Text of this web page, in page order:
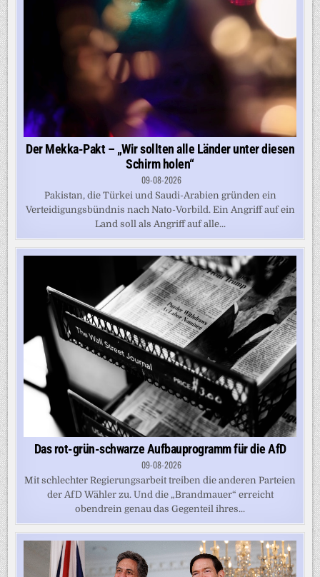
Der Mekka-Pakt – „Wir sollten alle Länder unter diesen
Schirm holen“
09-08-2026
Pakistan, die Türkei und Saudi-Arabien gründen ein
Verteidigungsbündnis nach Nato-Vorbild. Ein Angriff auf ein
Land soll als Angriff auf alle...
Das rot-grün-schwarze Aufbauprogramm für die AfD
09-08-2026
Mit schlechter Regierungsarbeit treiben die anderen Parteien
der AfD Wähler zu. Und die „Brandmauer“ erreicht
obendrein genau das Gegenteil ihres...